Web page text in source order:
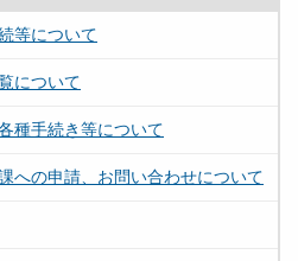
等について
について
種手続き等について
への申請、お問い合わせについて